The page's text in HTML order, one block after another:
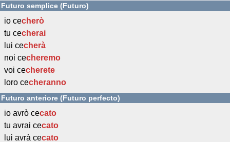
Futuro semplice (Futuro)
io cecherò
tu cecherai
lui cecherà
noi cecheremo
voi cecherete
loro cecheranno
Futuro anteriore (Futuro perfecto)
io avrò cecato
tu avrai cecato
lui avrà cecato